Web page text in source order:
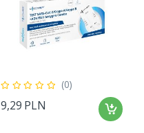
(0)
9,29 PLN